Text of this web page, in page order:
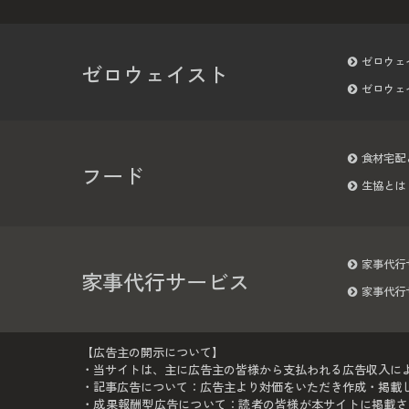
ゼロウェイスト
ゼロウ
ゼロウ
フード
食材宅配
生協とは
家事代行サービス
家事代
家事代
【広告主の開示について】
・当サイトは、主に広告主の皆様から支払われる広告収入
・記事広告について：広告主より対価をいただき作成・掲
・成果報酬型広告について：読者の皆様が本サイトに掲